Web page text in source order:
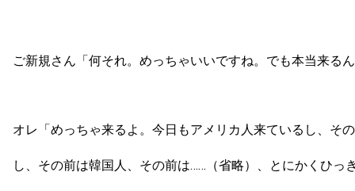
ご新規さん「何それ。めっちゃいいですね。でも本当来る
オレ「めっちゃ来るよ。今日もアメリカ人来ているし、そ
し、その前は韓国人、その前は……（省略）、とにかくひっ